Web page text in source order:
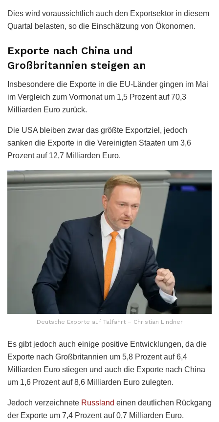
Dies wird voraussichtlich auch den Exportsektor in diesem
Quartal belasten, so die Einschätzung von Ökonomen.
Exporte nach China und
Großbritannien steigen an
Insbesondere die Exporte in die EU-Länder gingen im Mai
im Vergleich zum Vormonat um 1,5 Prozent auf 70,3
Milliarden Euro zurück.
Die USA bleiben zwar das größte Exportziel, jedoch
sanken die Exporte in die Vereinigten Staaten um 3,6
Prozent auf 12,7 Milliarden Euro.
Deutsche Exporte auf Talfahrt – Christian Lindner
Es gibt jedoch auch einige positive Entwicklungen, da die
Exporte nach Großbritannien um 5,8 Prozent auf 6,4
Milliarden Euro stiegen und auch die Exporte nach China
um 1,6 Prozent auf 8,6 Milliarden Euro zulegten.
Jedoch verzeichnete Russland einen deutlichen Rückgang
der Exporte um 7,4 Prozent auf 0,7 Milliarden Euro.